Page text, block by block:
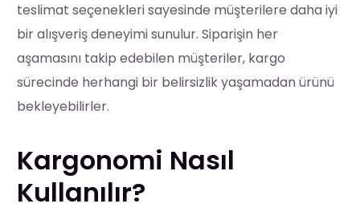
teslimat seçenekleri sayesinde müşterilere daha iyi
bir alışveriş deneyimi sunulur. Siparişin her
aşamasını takip edebilen müşteriler, kargo
sürecinde herhangi bir belirsizlik yaşamadan ürünü
bekleyebilirler.
Kargonomi Nasıl
Kullanılır?